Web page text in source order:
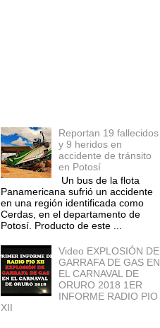
Reportan 19 fallecidos
y 9 heridos en
accidente de tránsito
en Potosí
Un bus de la flota
Panamericana sufrió un accidente
en una región identificada como
Cerdas, en el departamento de
Potosí. Producto de este ...
Video EXPLOSIÓN DE
GARRAFA DE GAS EN
EL CARNAVAL DE
ORURO 2018 1ER
INFORME RADIO PIO
XII